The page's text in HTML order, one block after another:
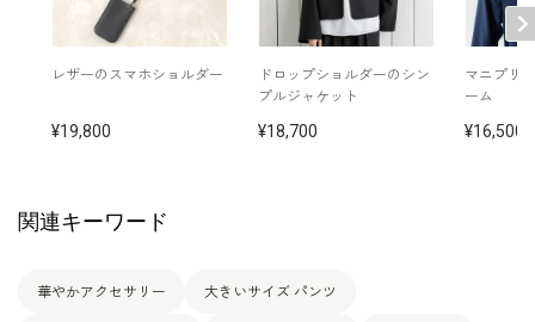
レザーのスマホショルダー
19,800
ドロップショルダーのシン
プルジャケット
18,700
マニプリ
ーム
16,500
関連キーワード
華やかアクセサリー 大きいサイズ パンツ